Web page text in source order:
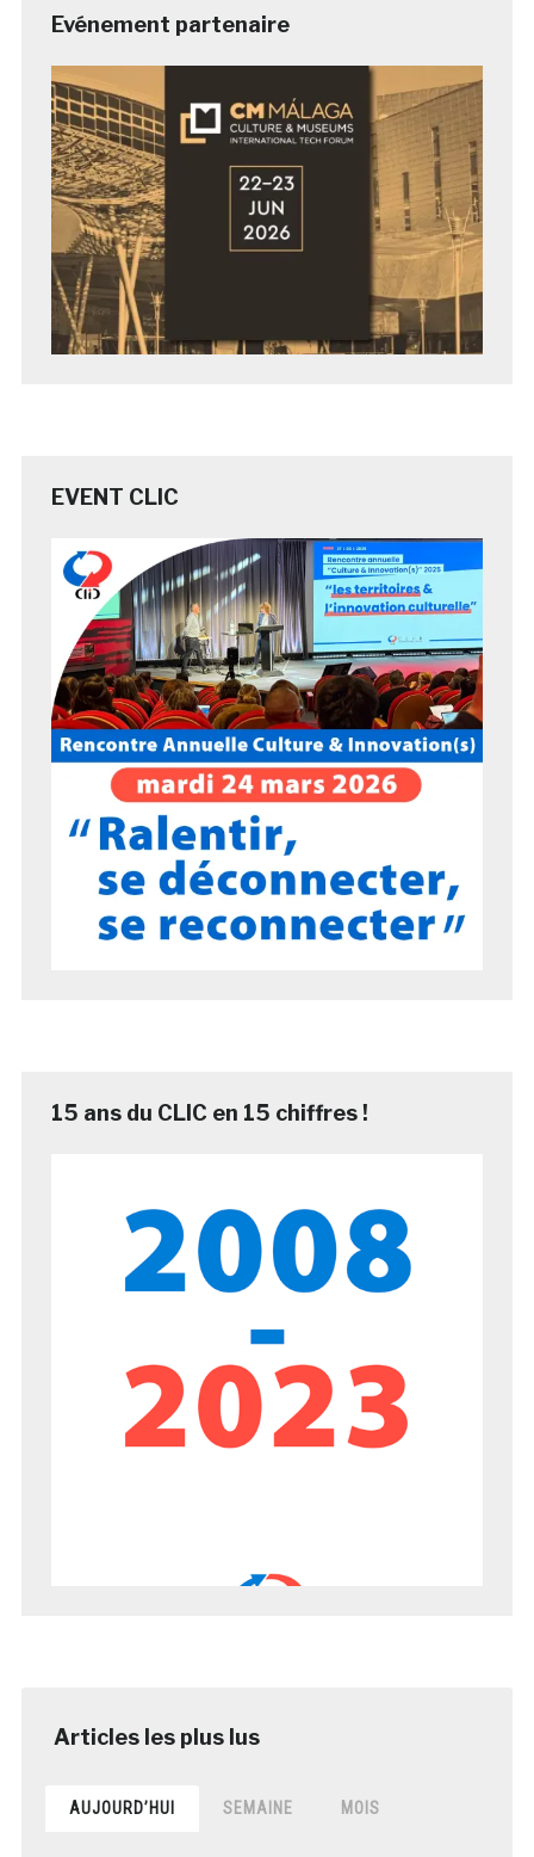
Evénement partenaire
EVENT CLIC
15 ans du CLIC en 15 chiffres !
AUJOURD’HUI SEMAINE MOIS